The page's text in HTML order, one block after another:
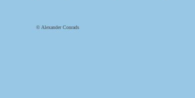
© Alexander Conrads